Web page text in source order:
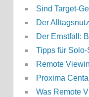
Sind Target-
Der
Der Ernstfall:
Tipps für
Remote
Proxima
Was Remote